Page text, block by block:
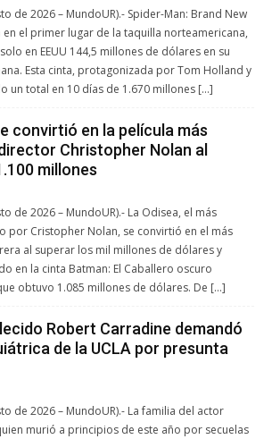
de 2026 – MundoUR).- Spider-Man: Brand New
en el primer lugar de la taquilla norteamericana,
en EEUU 144,5 millones de dólares en su
Esta cinta, protagonizada por Tom Holland y
un total en 10 días de 1.670 millones […]
convirtió en la película más
Christopher Nolan al
millones
de 2026 – MundoUR).- La Odisea, el más
por Cristopher Nolan, se convirtió en el más
al superar los mil millones de dólares y
en la cinta Batman: El Caballero oscuro
obtuvo 1.085 millones de dólares. De […]
Robert Carradine demandó
de la UCLA por presunta
de 2026 – MundoUR).- La familia del actor
murió a principios de este año por secuelas